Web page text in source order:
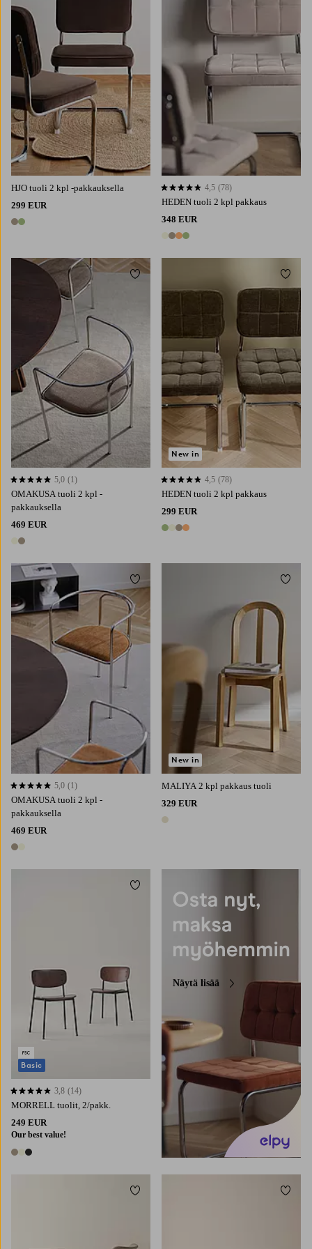
HJO tuoli 2 kpl -pakkauksella
299 EUR
2 värejä
HEDEN tuoli 2 kpl pakkaus
348 EUR
4 värejä
4,5 perustuen 78 arvosanaan
4,5 (78)
OMAKUSA tuoli 2 kpl -
pakkauksella
469 EUR
2 värejä
5,0 perustuen 1 arvosanaan
5,0 (1)
Lisää suosikkeihin
HEDEN tuoli 2 kpl pakkaus
299 EUR
4 värejä
4,5 perustuen 78 arvosanaan
4,5 (78)
New in
Lisää
OMAKUSA tuoli 2 kpl -
pakkauksella
469 EUR
2 värejä
5,0 perustuen 1 arvosanaan
5,0 (1)
Lisää suosikkeihin
MALIYA 2 kpl pakkaus tuoli
329 EUR
1 väri
New in
Lisää
MORRELL tuolit, 2/pakk.
249 EUR
Our best value!
3 värejä
3,8 perustuen 14 arvosanaan
3,8 (14)
Basic
Lisää suosikkeihin
Näytä lisää
Lisää suosikkeihin Lisää